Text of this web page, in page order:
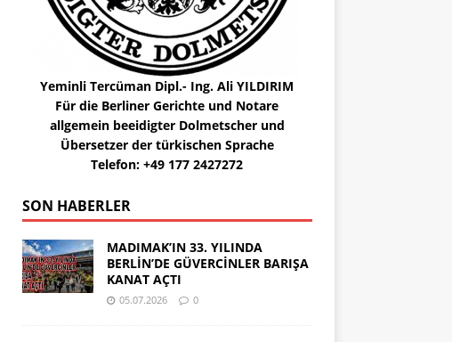
Yeminli Tercüman Dipl.- Ing. Ali YILDIRIM
Für die Berliner Gerichte und Notare
allgemein beeidigter Dolmetscher und
Übersetzer der türkischen Sprache
Telefon: +49 177 2427272
SON HABERLER
MADIMAK’IN 33. YILINDA
BERLİN’DE GÜVERCİNLER BARIŞA
KANAT AÇTI
05.07.2026 0